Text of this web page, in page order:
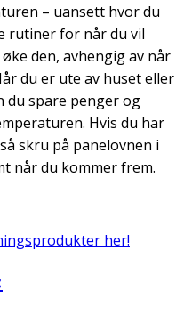
– uansett hvor du
rutiner for når du vil
den, avhengig av når
du er ute av huset eller
du spare penger og
Hvis du har
skru på panelovnen i
når du kommer frem.
her!